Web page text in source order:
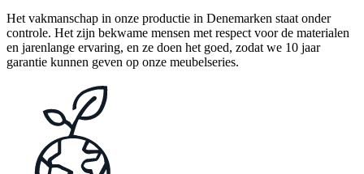
Het vakmanschap in onze productie in Denemarken staat onder
controle. Het zijn bekwame mensen met respect voor de materialen
en jarenlange ervaring, en ze doen het goed, zodat we 10 jaar
garantie kunnen geven op onze meubelseries.